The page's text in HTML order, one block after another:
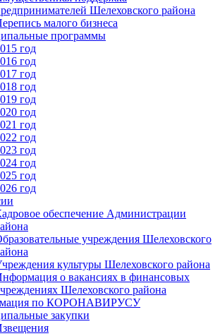
Шелеховского района
малого бизнеса
программы
год
год
год
год
год
год
год
год
год
год
год
год
обеспечение Администрации
учреждения Шелеховского
культуры Шелеховского района
о вакансиях в финансовых
Шелеховского района
по КОРОНАВИРУСУ
закупки